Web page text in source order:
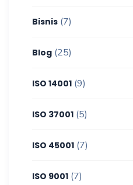
Bisnis (7)
Blog (25)
ISO 14001 (9)
ISO 37001 (5)
ISO 45001 (7)
ISO 9001 (7)